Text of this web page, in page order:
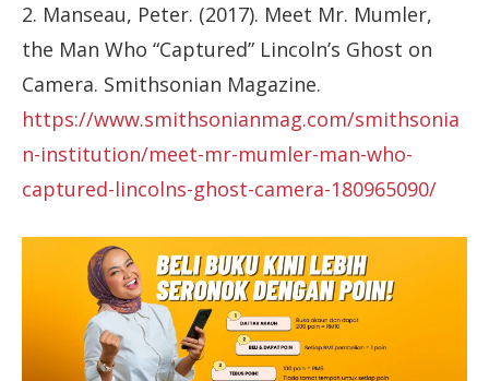
2. Manseau, Peter. (2017). Meet Mr. Mumler,
the Man Who “Captured” Lincoln’s Ghost on
Camera. Smithsonian Magazine.
https://www.smithsonianmag.com/smithsonia
n-institution/meet-mr-mumler-man-who-
captured-lincolns-ghost-camera-180965090/